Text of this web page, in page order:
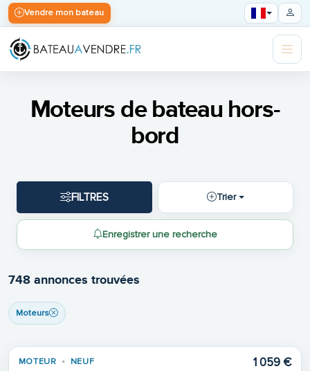
Vendre mon bateau
Moteurs de bateau hors-
bord
FILTRES Trier
Enregistrer une recherche
748 annonces trouvées
Moteurs
MOTEUR NEUF 1 059 €